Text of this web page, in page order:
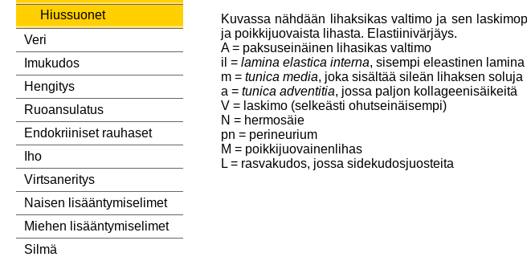
Hiussuonet
Veri
Imukudos
Hengitys
Ruoansulatus
Endokriiniset rauhaset
Iho
Virtsaneritys
Naisen lisääntymiselimet
Miehen lisääntymiselimet
Silmä
Kuvassa nähdään lihaksikas valtimo ja sen
ja poikkijuovaista lihasta. Elastiinivärjäys.
A = paksuseinäinen lihasikas valtimo
il = lamina elastica interna, sisempi eleastinen lamina
m = tunica media, joka sisältää sileän lihaksen soluja
a = tunica adventitia, jossa paljon kollageenisäikeitä
V = laskimo (selkeästi ohutseinäisempi)
N = hermosäie
pn = perineurium
M = poikkijuovainenlihas
L = rasvakudos, jossa sidekudosjuosteita